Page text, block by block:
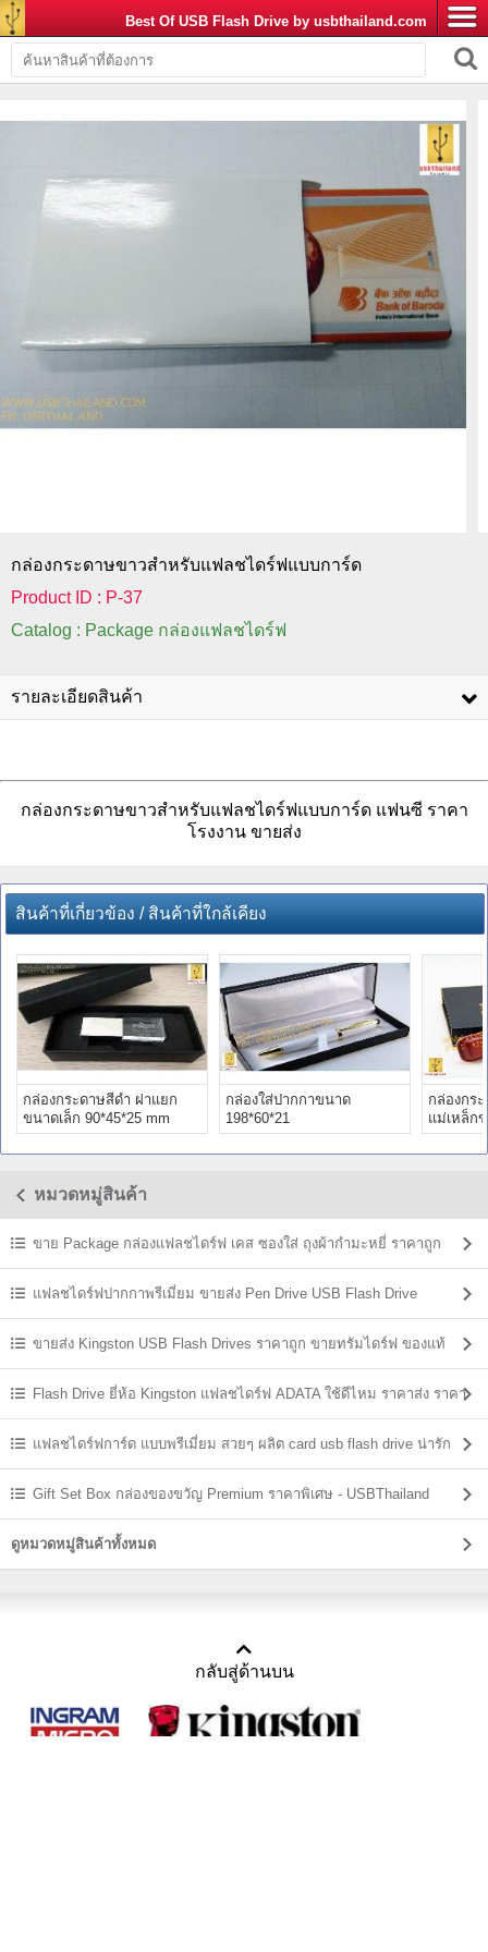
Best Of USB Flash Drive by usbthailand.com
กล่องกระดาษขาวสำหรับแฟลชไดร์ฟแบบการ์ด
Product ID : P-37
Catalog : Package กล่องแฟลชไดร์ฟ
รายละเอียดสินค้า
กล่องกระดาษขาวสำหรับแฟลชไดร์ฟแบบการ์ด แฟนซี ราคา
โรงงาน ขายส่ง
สินค้าที่เกี่ยวข้อง / สินค้าที่ใกล้เคียง
กล่องกระดาษสีดำ ฝาแยก
ขนาดเล็ก 90*45*25 mm
กล่องใส่ปากกาขนาด
198*60*21
กล่องกร
แม่เหล็ก
กล่อง
หมวดหมู่สินค้า
ขาย Package กล่องแฟลชไดร์ฟ เคส ซองใส่ ถุงผ้ากำมะหยี่ ราคาถูก
แฟลชไดร์ฟปากกาพรีเมี่ยม ขายส่ง Pen Drive USB Flash Drive
ขายส่ง Kingston USB Flash Drives ราคาถูก ขายทรัมไดร์ฟ ของแท้
Flash Drive ยี่ห้อ Kingston แฟลชไดร์ฟ ADATA ใช้ดีไหม ราคาส่ง ราคา
ถูก แฟลชไดร์ฟการ์ด แบบพรีเมี่ยม สวยๆ ผลิต card usb flash drive น่ารัก
Gift Set Box กล่องของขวัญ Premium ราคาพิเศษ - USBThailand
ดูหมวดหมู่สินค้าทั้งหมด
กลับสู่ด้านบน